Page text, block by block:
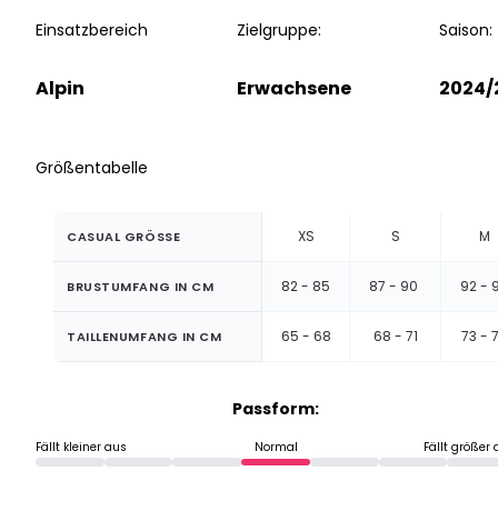
Einsatzbereich
Alpin
Zielgruppe:
Erwachsene
Saison:
2024/
Größentabelle
CASUAL GRÖSSE XS S M
BRUSTUMFANG IN CM 82 - 85 87 - 90 92 -
TAILLENUMFANG IN CM 65 - 68 68 - 71 73 -
Passform:
Fällt kleiner aus Normal Fällt größer